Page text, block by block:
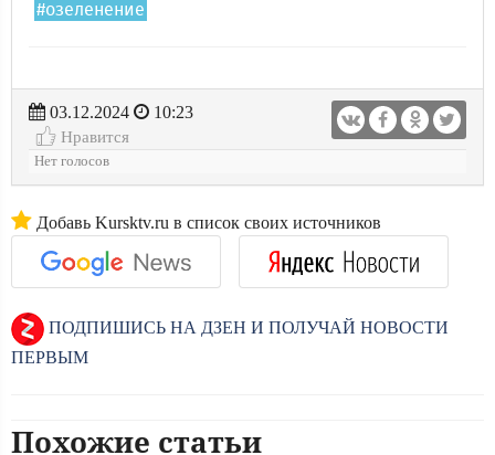
#озеленение
03.12.2024
10:23
Нравится
Нет голосов
Добавь Kursktv.ru в список своих источников
ПОДПИШИСЬ НА ДЗЕН И ПОЛУЧАЙ НОВОСТИ
ПЕРВЫМ
Похожие статьи